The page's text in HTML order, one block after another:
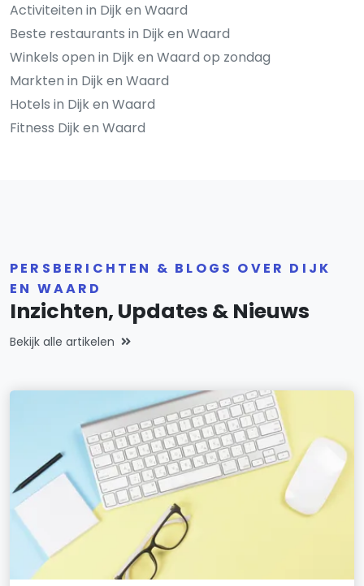
Activiteiten in Dijk en Waard
Beste restaurants in Dijk en Waard
Winkels open in Dijk en Waard op zondag
Markten in Dijk en Waard
Hotels in Dijk en Waard
Fitness Dijk en Waard
PERSBERICHTEN & BLOGS OVER DIJK
EN WAARD
Inzichten, Updates & Nieuws
Bekijk alle artikelen